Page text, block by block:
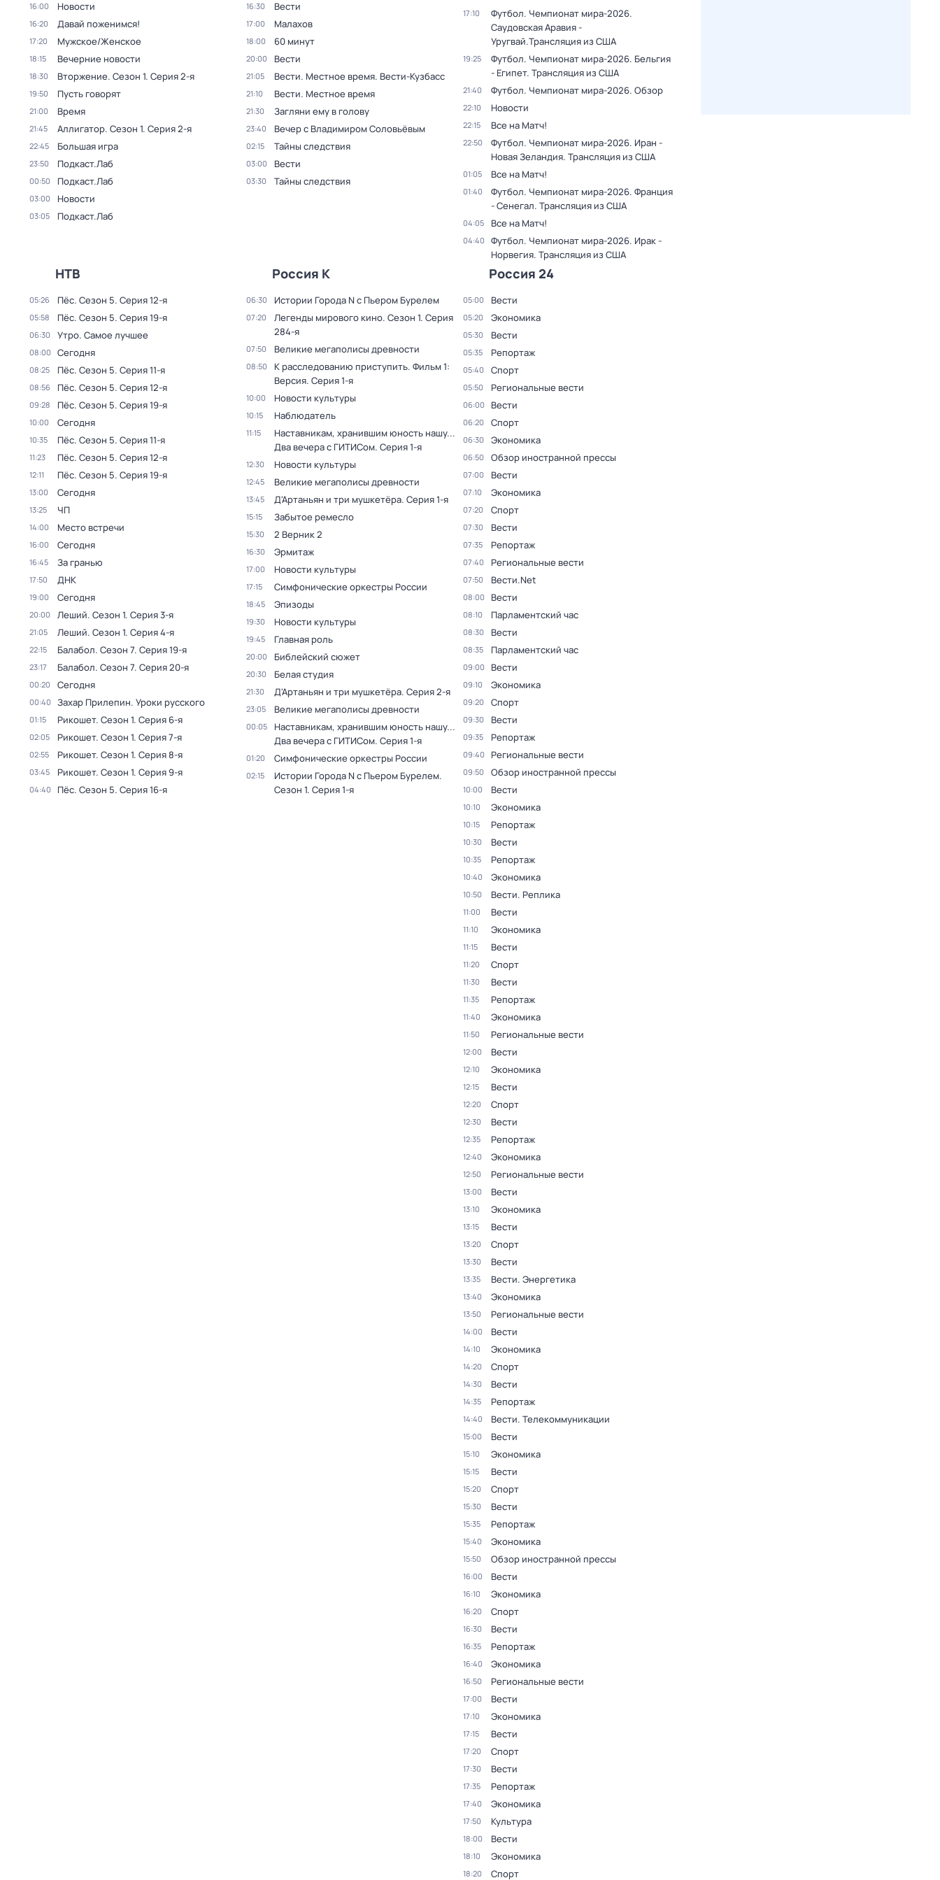
16:00 Новости
16:20 Давай поженимся!
17:20 Мужское/Женское
18:15 Вечерние новости
18:30 Вторжение. Сезон 1. Серия 2-я
19:50 Пусть говорят
21:00 Время
21:45 Аллигатор. Сезон 1. Серия 2-я
22:45 Большая игра
23:50 Подкаст.Лаб
00:50 Подкаст.Лаб
03:00 Новости
03:05 Подкаст.Лаб
16:30 Вести
17:00 Малахов
18:00 60 минут
20:00 Вести
21:05 Вести. Местное время. Вести-Кузбасс
21:10 Вести. Местное время
21:30 Загляни ему в голову
23:40 Вечер с Владимиром Соловьёвым
02:15 Тайны следствия
03:00 Вести
03:30 Тайны следствия
17:10
Футбол. Чемпионат мира-2026.
Саудовская Аравия -
Уругвай.Трансляция из США
19:25
Футбол. Чемпионат мира-2026. Бельгия
- Египет. Трансляция из США
21:40 Футбол. Чемпионат мира-2026. Обзор
22:10 Новости
22:15 Все на Матч!
22:50
Футбол. Чемпионат мира-2026. Иран -
Новая Зеландия. Трансляция из США
01:05 Все на Матч!
01:40
Футбол. Чемпионат мира-2026. Франция
- Сенегал. Трансляция из США
04:05 Все на Матч!
04:40
Футбол. Чемпионат мира-2026. Ирак -
Норвегия. Трансляция из США
НТВ
05:26 Пёс. Сезон 5. Серия 12-я
05:58 Пёс. Сезон 5. Серия 19-я
06:30 Утро. Самое лучшее
08:00 Сегодня
08:25 Пёс. Сезон 5. Серия 11-я
08:56 Пёс. Сезон 5. Серия 12-я
09:28 Пёс. Сезон 5. Серия 19-я
10:00 Сегодня
10:35 Пёс. Сезон 5. Серия 11-я
11:23 Пёс. Сезон 5. Серия 12-я
12:11 Пёс. Сезон 5. Серия 19-я
13:00 Сегодня
13:25 ЧП
14:00 Место встречи
16:00 Сегодня
16:45 За гранью
17:50 ДНК
19:00 Сегодня
20:00 Леший. Сезон 1. Серия 3-я
21:05 Леший. Сезон 1. Серия 4-я
22:15 Балабол. Сезон 7. Серия 19-я
23:17 Балабол. Сезон 7. Серия 20-я
00:20 Сегодня
00:40 Захар Прилепин. Уроки русского
01:15 Рикошет. Сезон 1. Серия 6-я
02:05 Рикошет. Сезон 1. Серия 7-я
02:55 Рикошет. Сезон 1. Серия 8-я
03:45 Рикошет. Сезон 1. Серия 9-я
04:40 Пёс. Сезон 5. Серия 16-я
Россия К
06:30 Истории Города N с Пьером Бурелем
07:20 Легенды мирового кино. Сезон 1. Серия
284-я
07:50 Великие мегаполисы древности
08:50
К расследованию приступить. Фильм 1:
Версия. Серия 1-я
10:00 Новости культуры
10:15 Наблюдатель
11:15
Наставникам, хранившим юность нашу...
Два вечера с ГИТИСом. Серия 1-я
12:30 Новости культуры
12:45 Великие мегаполисы древности
13:45 Д'Артаньян и три мушкетёра. Серия 1-я
15:15 Забытое ремесло
15:30 2 Верник 2
16:30 Эрмитаж
17:00 Новости культуры
17:15 Симфонические оркестры России
18:45 Эпизоды
19:30 Новости культуры
19:45 Главная роль
20:00 Библейский сюжет
20:30 Белая студия
21:30 Д'Артаньян и три мушкетёра. Серия 2-я
23:05 Великие мегаполисы древности
00:05
Наставникам, хранившим юность нашу...
Два вечера с ГИТИСом. Серия 1-я
01:20 Симфонические оркестры России
02:15 Истории Города N с Пьером Бурелем.
Сезон 1. Серия 1-я
Россия 24
05:00 Вести
05:20 Экономика
05:30 Вести
05:35 Репортаж
05:40 Спорт
05:50 Региональные вести
06:00 Вести
06:20 Спорт
06:30 Экономика
06:50 Обзор иностранной прессы
07:00 Вести
07:10 Экономика
07:20 Спорт
07:30 Вести
07:35 Репортаж
07:40 Региональные вести
07:50 Вести.Net
08:00 Вести
08:10 Парламентский час
08:30 Вести
08:35 Парламентский час
09:00 Вести
09:10 Экономика
09:20 Спорт
09:30 Вести
09:35 Репортаж
09:40 Региональные вести
09:50 Обзор иностранной прессы
10:00 Вести
10:10 Экономика
10:15 Репортаж
10:30 Вести
10:35 Репортаж
10:40 Экономика
10:50 Вести. Реплика
11:00 Вести
11:10 Экономика
11:15 Вести
11:20 Спорт
11:30 Вести
11:35 Репортаж
11:40 Экономика
11:50 Региональные вести
12:00 Вести
12:10 Экономика
12:15 Вести
12:20 Спорт
12:30 Вести
12:35 Репортаж
12:40 Экономика
12:50 Региональные вести
13:00 Вести
13:10 Экономика
13:15 Вести
13:20 Спорт
13:30 Вести
13:35 Вести. Энергетика
13:40 Экономика
13:50 Региональные вести
14:00 Вести
14:10 Экономика
14:20 Спорт
14:30 Вести
14:35 Репортаж
14:40 Вести. Телекоммуникации
15:00 Вести
15:10 Экономика
15:15 Вести
15:20 Спорт
15:30 Вести
15:35 Репортаж
15:40 Экономика
15:50 Обзор иностранной прессы
16:00 Вести
16:10 Экономика
16:20 Спорт
16:30 Вести
16:35 Репортаж
16:40 Экономика
16:50 Региональные вести
17:00 Вести
17:10 Экономика
17:15 Вести
17:20 Спорт
17:30 Вести
17:35 Репортаж
17:40 Экономика
17:50 Культура
18:00 Вести
18:10 Экономика
18:20 Спорт